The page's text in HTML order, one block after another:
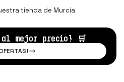
tienda de Murcia
al mejor precio! 🛒